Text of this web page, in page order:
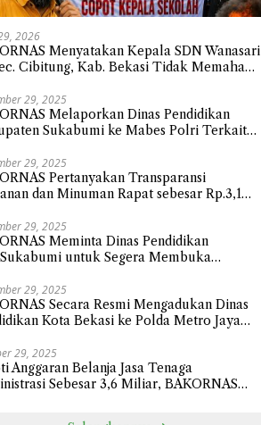
2026
Menyatakan Kepala SDN Wanasari
Cibitung, Kab. Bekasi Tidak Memahami
29, 2025
Melaporkan Dinas Pendidikan
Sukabumi ke Mabes Polri Terkait
2024
29, 2025
Pertanyakan Transparansi
dan Minuman Rapat sebesar Rp.3,1
29, 2025
Meminta Dinas Pendidikan
untuk Segera Membuka
senilai Rp112.9 Miliar
29, 2025
Secara Resmi Mengadukan Dinas
Kota Bekasi ke Polda Metro Jaya
24,1 Miliar
29, 2025
Anggaran Belanja Jasa Tenaga
Sebesar 3,6 Miliar, BAKORNAS